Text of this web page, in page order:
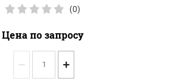
(0)
Цена по запросу
− +